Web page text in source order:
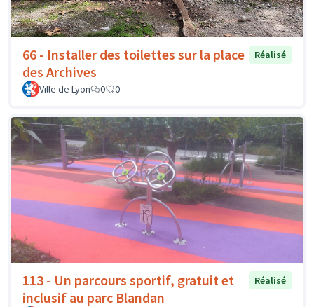
66 - Installer des toilettes sur la place
des Archives
Réalisé
Ville de Lyon 0 0
113 - Un parcours sportif, gratuit et
inclusif au parc Blandan
Réalisé